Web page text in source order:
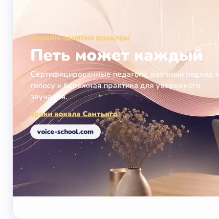
ОНЛАЙН-ЗАНЯТИЯ ВОКАЛОМ
Петь может каждый
Сертифицированные педагоги, научный подход к
голосу и бережная практика для уверенного
звучания.
уроки вокала Сантьяго
voice-school.com